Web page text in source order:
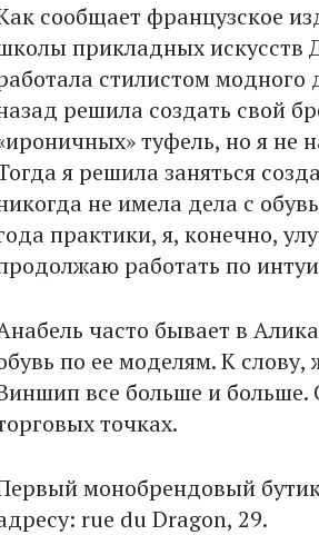
сообщает французское
прикладных искусств
стилистом модного
решила создать свой
туфель, но я не
я решила заняться
не имела дела с
практики, я, конечно,
работать по
часто бывает в
по ее моделям. К
все больше и больше.
точках.
монобрендовый
rue du Dragon, 29.